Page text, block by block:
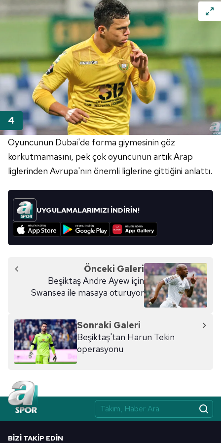
ziyaret edebilirsiniz.
6698 sayılı Kişisel Verilerin Korunması Kanunu uyarınca
hazırlanmış Aydınlatma Metnimizi okumak ve sitemizde
ilgili mevzuata uygun olarak kullanılan çerezlerle ilgili bilgi
almak için lütfentıklayınız.
Oyuncunun Dubai'de forma giymesinin göz
korkutmamasını, pek çok oyuncunun artık Arap
liglerinden Avrupa'nın önemli liglerine gittiğini anlattı.
UYGULAMALARIMIZI İNDİRİN!
Önceki Galeri
Beşiktaş Andre Ayew için
Swansea ile masaya oturuyor
Sonraki Galeri
Beşiktaş'tan Harun Tekin
operasyonu
BIZI TAKIP EDIN